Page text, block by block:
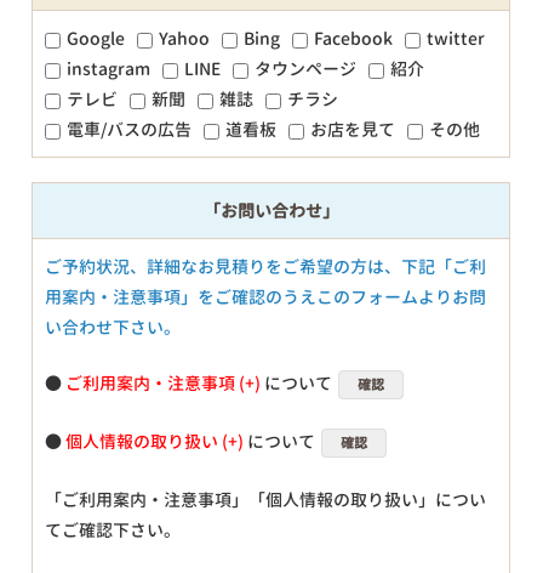
Google Yahoo Bing Facebook
twitter
instagram
LINE タウンページ
紹介
テレビ
新聞 雑誌
チラシ
電車/バスの広告
道看板 お店を見て その他
「お問い合わせ」
ご予約状況、詳細なお見積りをご希望の方は、下記「ご利
用案内・注意事項」をご確認のうえこのフォームよりお問
い合わせ下さい。
● ご利用案内・注意事項 について 確認
●個人情報の取り扱い について 確認
「ご利用案内・注意事項」「個人情報の取り扱い」につい
てご確認下さい。